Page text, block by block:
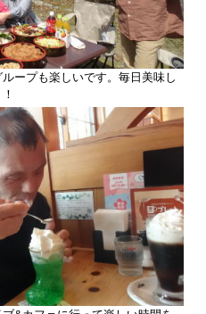
ープも楽しいです。毎日美味し